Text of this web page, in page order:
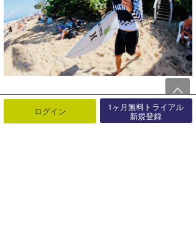
ログイン 1ヶ月無料トライアル
新規登録